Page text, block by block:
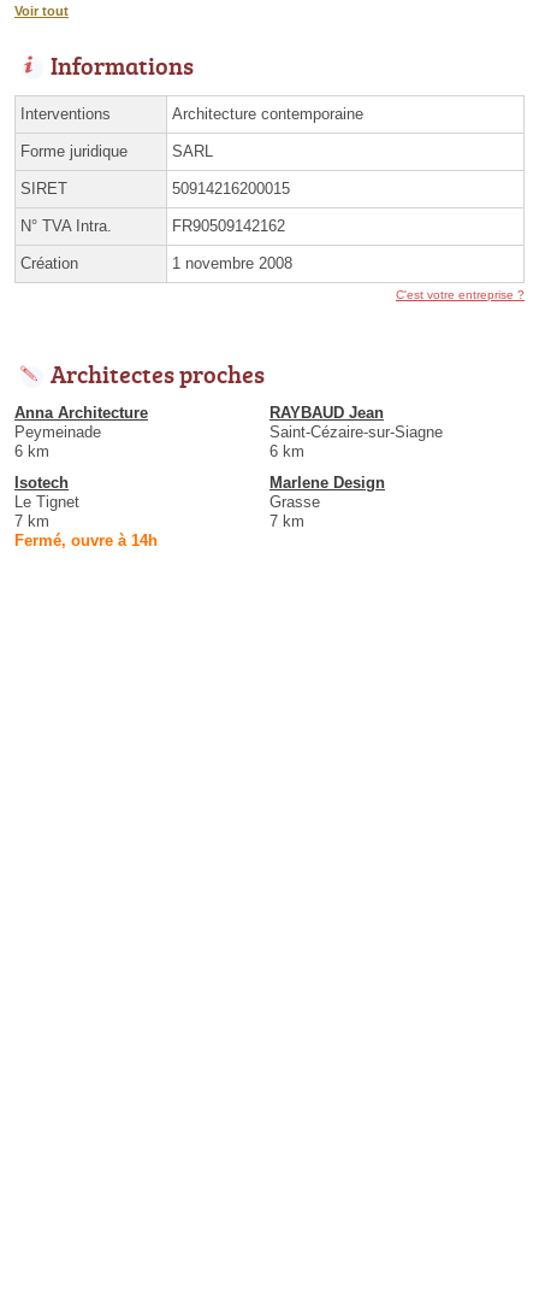
Voir tout
Informations
Interventions Architecture contemporaine
Forme juridique SARL
SIRET 50914216200015
N° TVA Intra. FR90509142162
Création 1 novembre 2008
C'est votre entreprise ?
Architectes proches
Anna Architecture
Peymeinade
6 km
RAYBAUD Jean
Saint-Cézaire-sur-Siagne
6 km
Isotech
Le Tignet
7 km
Fermé, ouvre à 14h
Marlene Design
Grasse
7 km